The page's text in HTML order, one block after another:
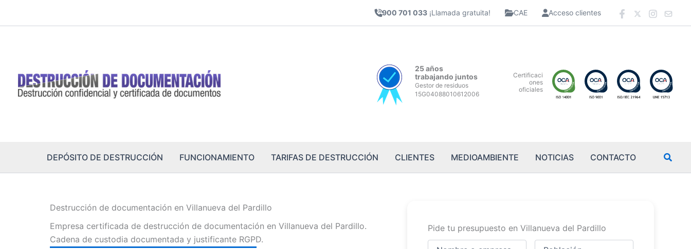
900 701 033 ¡Llamada gratuita! CAE Acceso clientes
25 años
trabajando juntos
Gestor de residuos
15G04088010612006
Certificaci
ones
oficiales
DEPÓSITO DE DESTRUCCIÓN FUNCIONAMIENTO TARIFAS DE DESTRUCCIÓN CLIENTES MEDIOAMBIENTE NOTICIAS CONTACTO
Destrucción de documentación en Villanueva del Pardillo
Empresa certificada de destrucción de documentación en Villanueva del Pardillo.
Cadena de custodia documentada y justificante RGPD.
Pide tu presupuesto en Villanueva del Pardillo
Nombre
Ciudad